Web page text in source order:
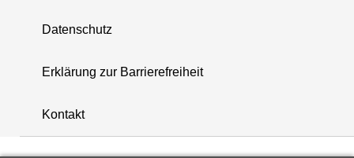
+
−
Datenschutz
Erklärung zur Barrierefreiheit
Kontakt